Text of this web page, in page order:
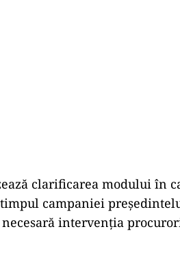
clarificarea modului în
campaniei
intervenția